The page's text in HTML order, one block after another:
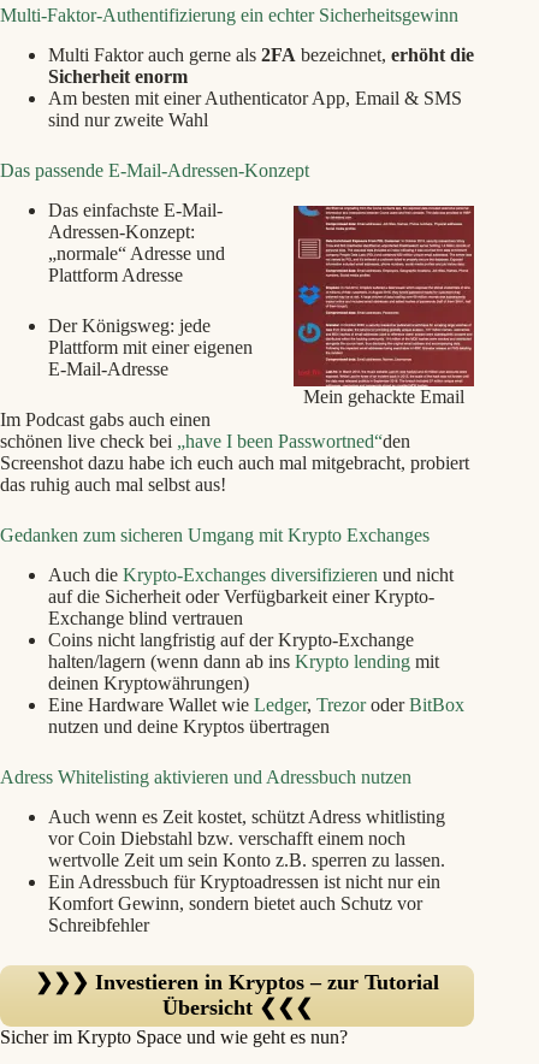
Multi-Faktor-Authentifizierung ein echter Sicherheitsgewinn
Multi Faktor auch gerne als 2FA bezeichnet, erhöht die
Sicherheit enorm
Am besten mit einer Authenticator App, Email & SMS
sind nur zweite Wahl
Das passende E-Mail-Adressen-Konzept
Mein gehackte Email
Das einfachste E-Mail-
Adressen-Konzept:
„normale“ Adresse und
Plattform Adresse
Der Königsweg: jede
Plattform mit einer eigenen
E-Mail-Adresse
Im Podcast gabs auch einen
schönen live check bei „have I been Passwortned“den
Screenshot dazu habe ich euch auch mal mitgebracht, probiert
das ruhig auch mal selbst aus!
Gedanken zum sicheren Umgang mit Krypto Exchanges
Auch die Krypto-Exchanges diversifizieren und nicht
auf die Sicherheit oder Verfügbarkeit einer Krypto-
Exchange blind vertrauen
Coins nicht langfristig auf der Krypto-Exchange
halten/lagern (wenn dann ab ins Krypto lending mit
deinen Kryptowährungen)
Eine Hardware Wallet wie Ledger, TrezoroderBitBox
nutzen und deine Kryptos übertragen
Adress Whitelisting aktivieren und Adressbuch nutzen
Auch wenn es Zeit kostet, schützt Adress whitlisting
vor Coin Diebstahl bzw. verschafft einem noch
wertvolle Zeit um sein Konto z.B. sperren zu lassen.
Ein Adressbuch für Kryptoadressen ist nicht nur ein
Komfort Gewinn, sondern bietet auch Schutz vor
Schreibfehler
❯❯❯ Investieren in Kryptos – zur Tutorial
Übersicht ❮❮❮
Sicher im Krypto Space und wie geht es nun?